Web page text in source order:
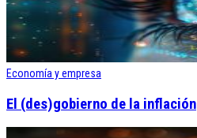
Economía y empresa
El (des)gobierno de la inflación